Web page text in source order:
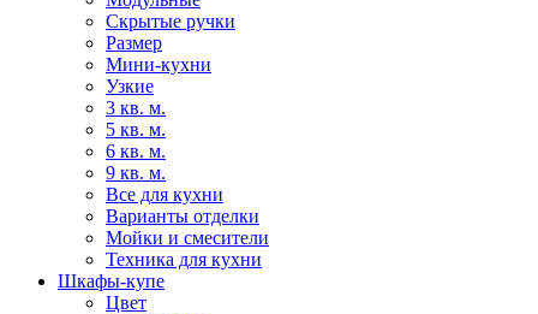
Скрытые ручки
Размер
Мини-кухни
Узкие
3 кв. м.
5 кв. м.
6 кв. м.
9 кв. м.
Все для кухни
Варианты отделки
Мойки и смесители
Техника для кухни
Шкафы-купе
Цвет